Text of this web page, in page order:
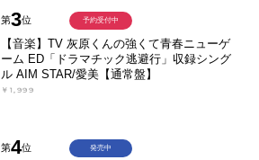
第3位
【音楽】TV 灰原くんの強くて青春ニューゲ
ーム ED「ドラマチック逃避行」収録シング
ル AIM STAR/愛美【通常盤】
￥1,999
予約受付中
第4位 発売中